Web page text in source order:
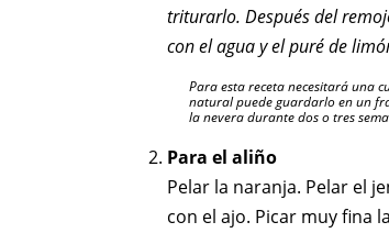
triturarlo. Después del
con el agua y el puré de
Para esta receta necesitará una
natural puede guardarlo en un
la nevera durante dos o tres
Para el aliño
Pelar la naranja. Pelar el
con el ajo. Picar muy fina